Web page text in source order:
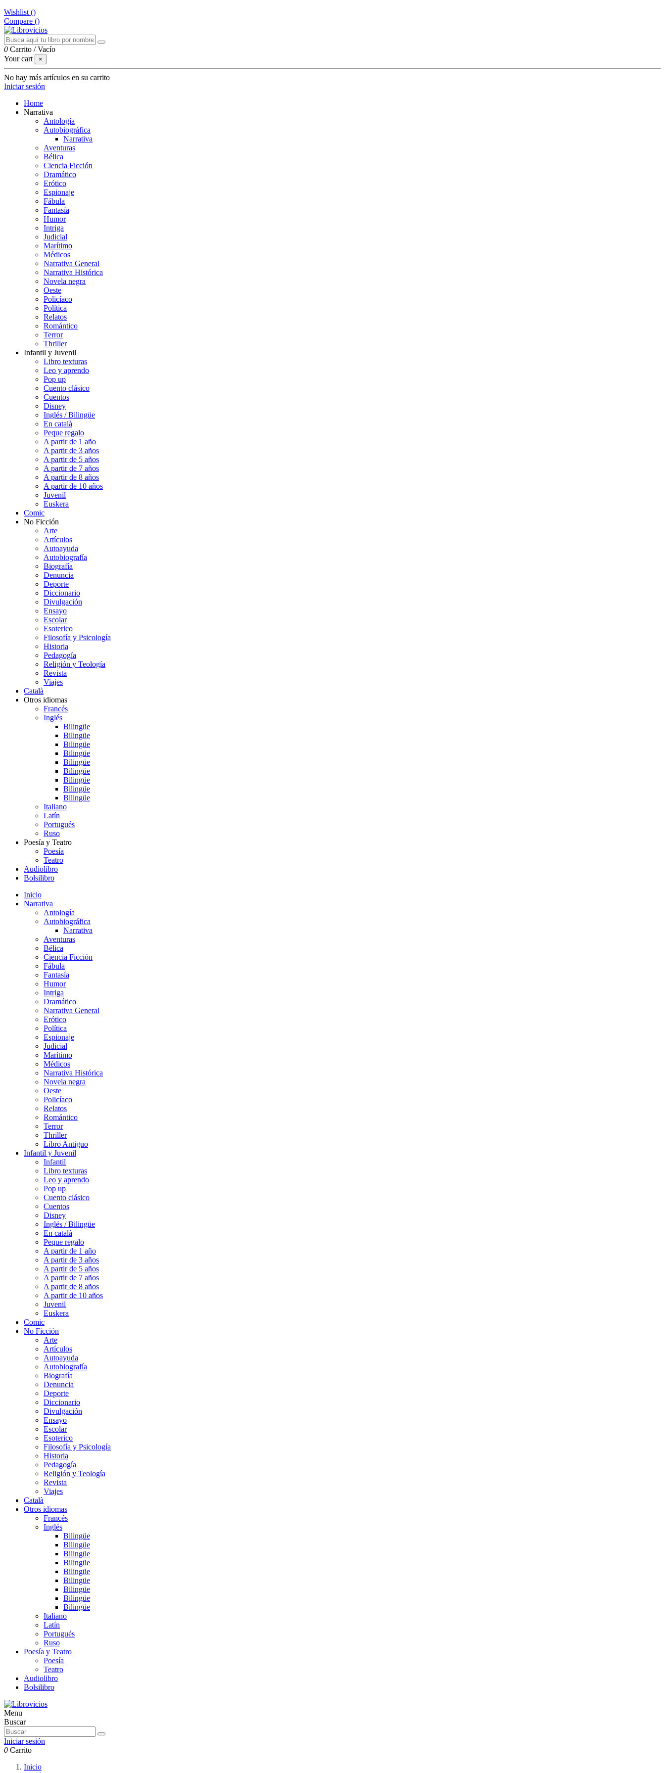
Wishlist ()
Compare ()
0 Carrito /Vacío
Your cart
×
No hay más artículos en su carrito
Iniciar sesión
Home
Narrativa
Antología
Autobiográfica
Narrativa
Aventuras
Bélica
Ciencia Ficción
Dramático
Erótico
Espionaje
Fábula
Fantasía
Humor
Intriga
Judicial
Marítimo
Médicos
Narrativa General
Narrativa Histórica
Novela negra
Oeste
Policíaco
Política
Relatos
Romántico
Terror
Thriller
Infantil y Juvenil
Libro texturas
Leo y aprendo
Pop up
Cuento clásico
Cuentos
Disney
Inglés / Bilingüe
En català
Peque regalo
A partir de 1 año
A partir de 3 años
A partir de 5 años
A partir de 7 años
A partir de 8 años
A partir de 10 años
Juvenil
Euskera
Comic
No Ficción
Arte
Artículos
Autoayuda
Autobiografía
Biografía
Denuncia
Deporte
Diccionario
Divulgación
Ensayo
Escolar
Esoterico
Filosofía y Psicología
Historia
Pedagogía
Religión y Teología
Revista
Viajes
Català
Otros idiomas
Francés
Inglés
Bilingüe
Bilingüe
Bilingüe
Bilingüe
Bilingüe
Bilingüe
Bilingüe
Bilingüe
Bilingüe
Italiano
Latín
Portugués
Ruso
Poesía y Teatro
Poesía
Teatro
Audiolibro
Bolsilibro
Inicio
Narrativa
Antología
Autobiográfica
Narrativa
Aventuras
Bélica
Ciencia Ficción
Fábula
Fantasía
Humor
Intriga
Dramático
Narrativa General
Erótico
Política
Espionaje
Judicial
Marítimo
Médicos
Narrativa Histórica
Novela negra
Oeste
Policíaco
Relatos
Romántico
Terror
Thriller
Libro Antiguo
Infantil y Juvenil
Infantil
Libro texturas
Leo y aprendo
Pop up
Cuento clásico
Cuentos
Disney
Inglés / Bilingüe
En català
Peque regalo
A partir de 1 año
A partir de 3 años
A partir de 5 años
A partir de 7 años
A partir de 8 años
A partir de 10 años
Juvenil
Euskera
Comic
No Ficción
Arte
Artículos
Autoayuda
Autobiografía
Biografía
Denuncia
Deporte
Diccionario
Divulgación
Ensayo
Escolar
Esoterico
Filosofía y Psicología
Historia
Pedagogía
Religión y Teología
Revista
Viajes
Català
Otros idiomas
Francés
Inglés
Bilingüe
Bilingüe
Bilingüe
Bilingüe
Bilingüe
Bilingüe
Bilingüe
Bilingüe
Bilingüe
Italiano
Latín
Portugués
Ruso
Poesía y Teatro
Poesía
Teatro
Audiolibro
Bolsilibro
Menu
Buscar
Iniciar sesión
0 Carrito
Inicio